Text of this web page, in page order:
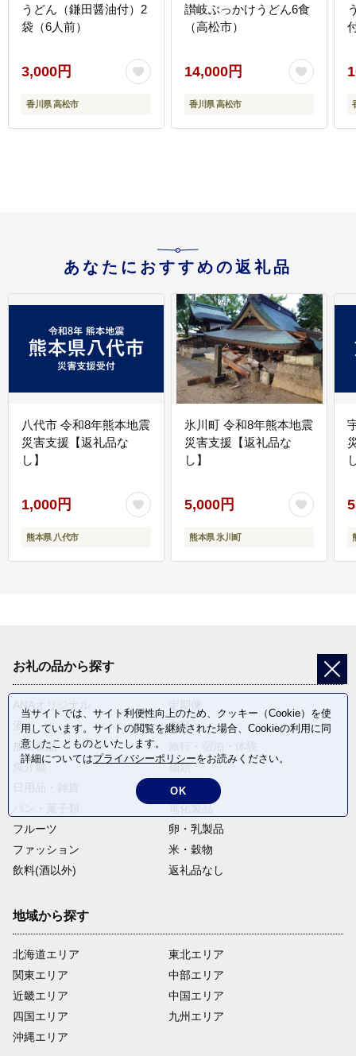
うどん（鎌田醤油付）2
袋（6人前）
3,000円
香川県 高松市
讃岐ぶっかけうどん6食
（高松市）
14,000円
香川県 高松市
あなたにおすすめの返礼品
八代市 令和8年熊本地震
災害支援【返礼品な
し】
1,000円
熊本県 八代市
氷川町 令和8年熊本地震
災害支援【返礼品な
し】
5,000円
熊本県 氷川町
お礼の品から探す
酒
肉類
加工食品
魚介類
麺類
野菜
電化製品
フルーツ
卵・乳製品
ファッション
米・穀物
飲料(酒以外)
返礼品なし
地域から探す
北海道エリア
関東エリア
近畿エリア
四国エリア
沖縄エリア
東北エリア
中部エリア
中国エリア
九州エリア
当サイトでは、サイト利便性向上のため、クッキー（Cookie）を使
用しています。サイトの閲覧を継続された場合、Cookieの利用に同
意したことものといたします。
詳細についてはプライバシーポリシーをお読みください。
OK